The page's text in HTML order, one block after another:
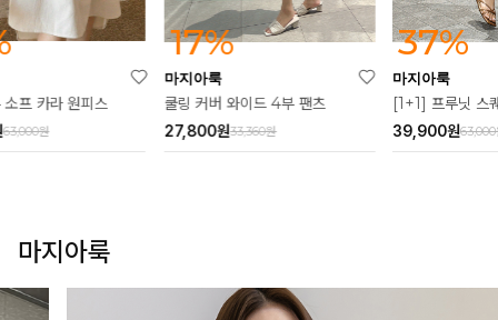
17%
쿨링 커버 와이드 4부 팬츠
27,800
37%
[1+1] 프루닛 스퀘어 원피스
39,900
마지아룩